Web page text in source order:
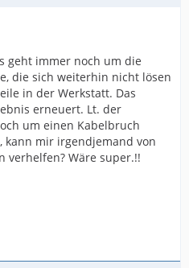
geht immer noch um die
die sich weiterhin nicht lösen
in der Werkstatt. Das
erneuert. Lt. der
um einen Kabelbruch
kann mir irgendjemand von
verhelfen? Wäre super.!!